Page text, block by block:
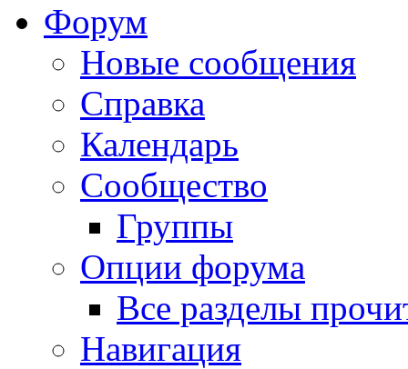
Форум
Новые сообщения
Справка
Календарь
Сообщество
Группы
Опции форума
Все разделы
Навигация